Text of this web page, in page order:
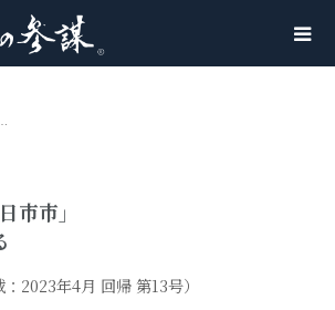
市市」
：2023年4月 回帰 第13号）